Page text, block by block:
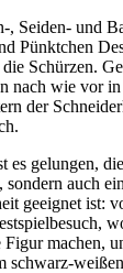
, Seiden- und
Pünktchen
Schürzen.
nach wie vor in
der
gelungen,
sondern auch
geeignet ist:
Figur machen,
schwarz-